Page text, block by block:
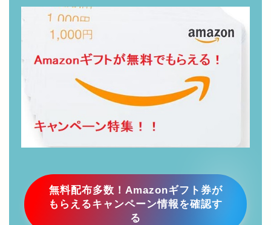
無料配布多数！Amazonギフト券が
もらえるキャンペーン情報を確認す
る